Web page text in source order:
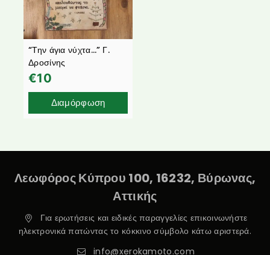
“Την άγια νύχτα…” Γ.
Δροσίνης
€10
Διαμόρφωση
Λεωφόρος Κύπρου 100, 16232, Βύρωνας,
Αττικής
Για ερωτήσεις και ειδικές παραγγελίες επικοινωνήστε
ηλεκτρονικά πατώντας το κόκκινο σύμβολο κάτω αριστερά.
info@xerokamoto.com